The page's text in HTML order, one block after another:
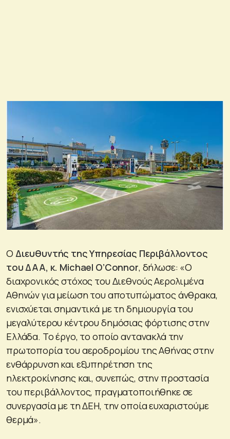
Ο Διευθυντής της Υπηρεσίας Περιβάλλοντος
του ΔΑΑ, κ. Michael O’Connor, δήλωσε: «Ο
διαχρονικός στόχος του Διεθνούς Αερολιμένα
Αθηνών για μείωση του αποτυπώματος άνθρακα,
ενισχύεται σημαντικά με τη δημιουργία του
μεγαλύτερου κέντρου δημόσιας φόρτισης στην
Ελλάδα. Το έργο, το οποίο αντανακλά την
πρωτοπορία του αεροδρομίου της Αθήνας στην
ενθάρρυνση και εξυπηρέτηση της
ηλεκτροκίνησης και, συνεπώς, στην προστασία
του περιβάλλοντος, πραγματοποιήθηκε σε
συνεργασία με τη ΔΕΗ, την οποία ευχαριστούμε
θερμά».